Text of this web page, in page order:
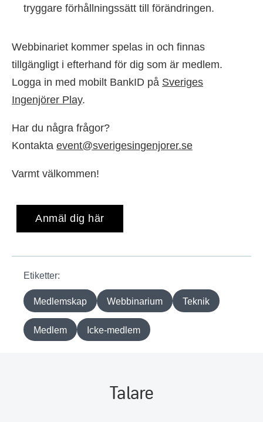
tryggare förhållningssätt till förändringen.
Webbinariet kommer spelas in och finnas
tillgängligt i efterhand för dig som är medlem.
Logga in med mobilt BankID på Sveriges
Ingenjörer Play.
Har du några frågor?
Kontakta event@sverigesingenjorer.se
Varmt välkommen!
Anmäl dig här
Etiketter:
Medlemskap Webbinarium Teknik
Medlem Icke-medlem
Talare